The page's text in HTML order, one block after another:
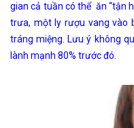
gian cả tuần có thể ăn “tận
trưa, một ly rượu vang vào
tráng miệng. Lưu ý không
lành mạnh 80% trước đó.